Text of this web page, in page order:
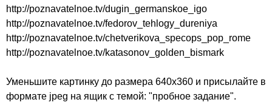
http://poznavatelnoe.tv/dugin_germanskoe_igo
http://poznavatelnoe.tv/fedorov_tehlogy_dureniya
http://poznavatelnoe.tv/chetverikova_specops_pop_rome
http://poznavatelnoe.tv/katasonov_golden_bismark
Уменьшите картинку до размера 640х360 и присылайте в
формате jpeg на ящик с темой: "пробное задание".